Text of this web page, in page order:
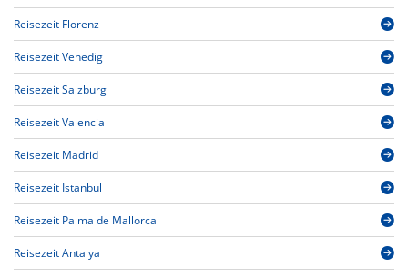
Reisezeit Florenz
Reisezeit Venedig
Reisezeit Salzburg
Reisezeit Valencia
Reisezeit Madrid
Reisezeit Istanbul
Reisezeit Palma de Mallorca
Reisezeit Antalya